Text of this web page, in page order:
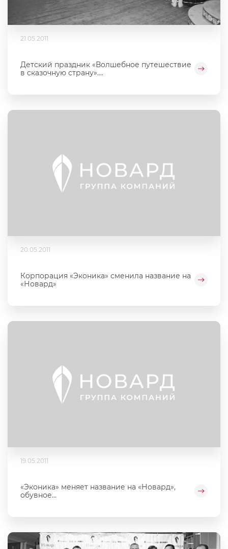
21.05.2011
Детский праздник «Волшебное путешествие
в сказочную страну»....
20.05.2011
Корпорация «Эконика» сменила название на
«Новард»
19.05.2011
«Эконика» меняет название на «Новард»,
обувное...